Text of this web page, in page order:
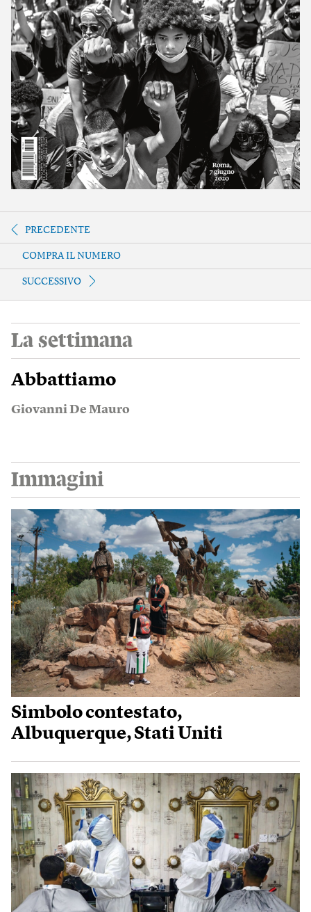
PRECEDENTE
COMPRA IL NUMERO
SUCCESSIVO
La settimana
Abbattiamo
Giovanni De Mauro
Immagini
Simbolo contestato,
Albuquerque, Stati Uniti